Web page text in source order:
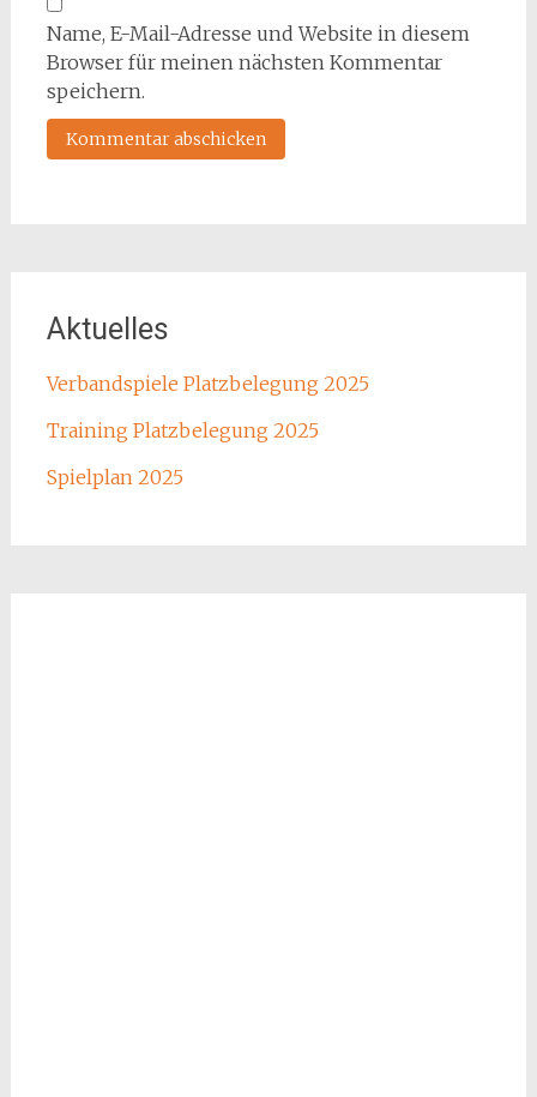
Name, E-Mail-Adresse und Website in diesem
Browser für meinen nächsten Kommentar
speichern.
Aktuelles
Verbandspiele Platzbelegung 2025
Training Platzbelegung 2025
Spielplan 2025